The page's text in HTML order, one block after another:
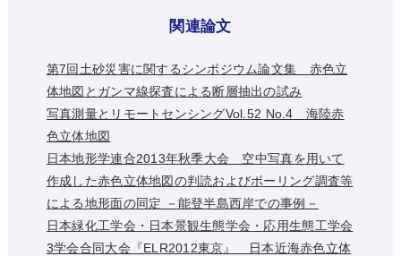
関連論文
第7回土砂災害に関するシンポジウム論文集 赤色立
体地図とガンマ線探査による断層抽出の試み
写真測量とリモートセンシングVol.52 No.4 海陸赤
色立体地図
日本地形学連合2013年秋季大会 空中写真を用いて
作成した赤色立体地図の判読およびボーリング調査等
による地形面の同定 －能登半島西岸での事例－
日本緑化工学会・日本景観生態学会・応用生態工学会
3学会合同大会『ELR2012東京』 日本近海赤色立体